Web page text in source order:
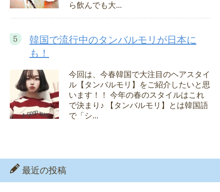
ら飲んでも大...
韓国で流行中のタンバルモリが日本に
も！
今回は、今春韓国で大注目のヘアスタイ
ル【タンバルモリ】をご紹介したいと思
います！！ 今年の春のスタイルはこれ
で決まり♪ 【タンバルモリ】とは韓国語
で「シ...
最近の投稿